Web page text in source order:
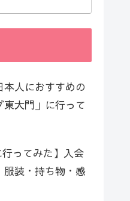
人におすすめの
大門」に行って
ってみた】入会
服装・持ち物・感